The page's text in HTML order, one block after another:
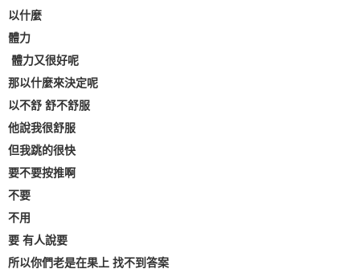
以什麼
體力
體力又很好呢
那以什麼來決定呢
以不舒 舒不舒服
他說我很舒服
但我跳的很快
要不要按推啊
不要
不用
要 有人說要
所以你們老是在果上 找不到答案